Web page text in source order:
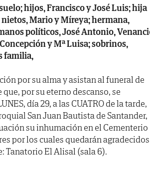
hijos, Francisco y José Luis; hija
nietos, Mario y Míreya; hermana,
políticos, José Antonio,
y Mª Luisa; sobrinos,
familia,
por su alma y asistan al funeral de
por su eterno descanso, se
día 29, a las CUATRO de la tarde,
San Juan Bautista de Santander,
su inhumación en el Cementerio
por los cuales quedarán
Tanatorio El Alisal (sala 6).